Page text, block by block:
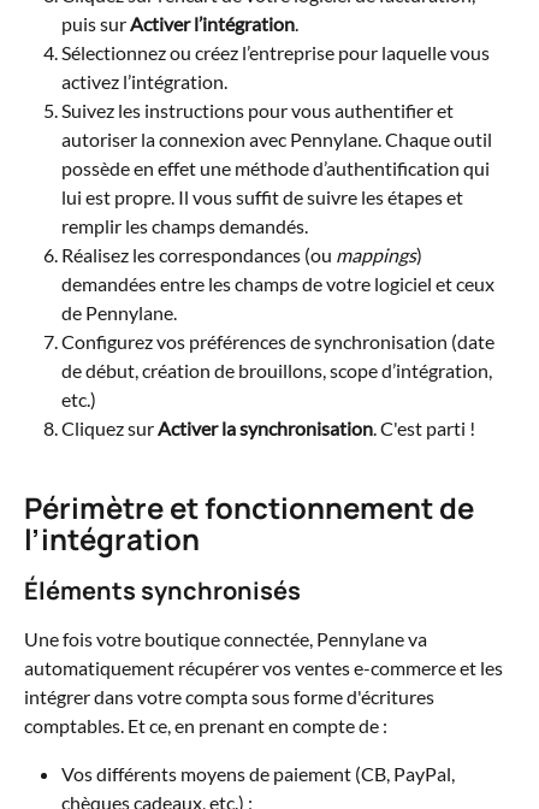
puis sur Activer l’intégration.
Sélectionnez ou créez l’entreprise pour laquelle vous
activez l’intégration.
Suivez les instructions pour vous authentifier et
autoriser la connexion avec Pennylane. Chaque outil
possède en effet une méthode d’authentification qui
lui est propre. Il vous suffit de suivre les étapes et
remplir les champs demandés.
Réalisez les correspondances (ou mappings)
demandées entre les champs de votre logiciel et ceux
de Pennylane.
Configurez vos préférences de synchronisation (date
de début, création de brouillons, scope d’intégration,
etc.)
Cliquez sur Activer la synchronisation. C'est parti !
Périmètre et fonctionnement de
l’intégration
Éléments synchronisés
Une fois votre boutique connectée, Pennylane va
automatiquement récupérer vos ventes e-commerce et les
intégrer dans votre compta sous forme d'écritures
comptables. Et ce, en prenant en compte de :
Vos différents moyens de paiement (CB, PayPal,
chèques cadeaux, etc.) ;